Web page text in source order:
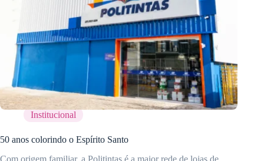
Institucional
50 anos colorindo o Espírito Santo
Com origem familiar, a Politintas é a maior rede de lojas de